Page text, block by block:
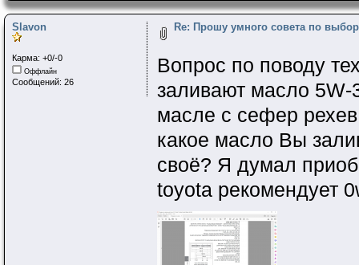
Slavon
Карма: +0/-0
Оффлайн
Сообщений: 26
Re: Прошу умного совета по
Вопрос по поводу
заливают масло
масле с сефер
какое масло Вы
своё? Я думал
toyota рекомендует